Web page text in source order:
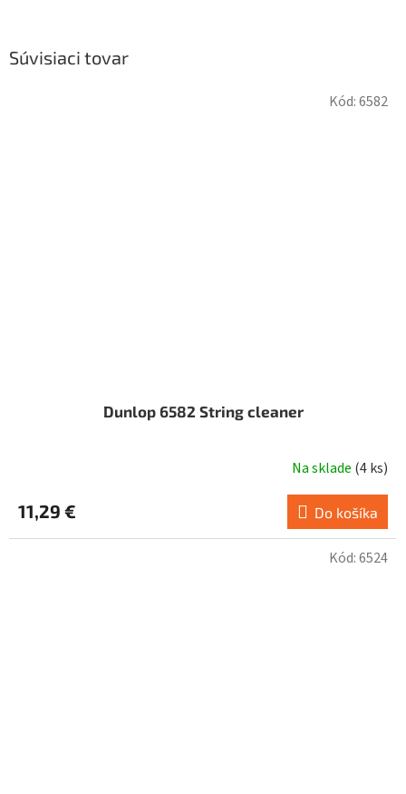
Súvisiaci tovar
Dunlop 6582 String cleaner
Na sklade (4 ks)
11,29 € Do košíka
Kód:6582
Kód:6524